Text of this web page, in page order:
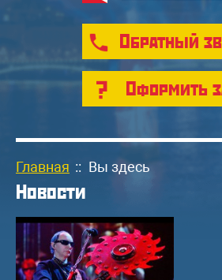
Обратный
Оформить
Главная :: Вы здесь
Новости